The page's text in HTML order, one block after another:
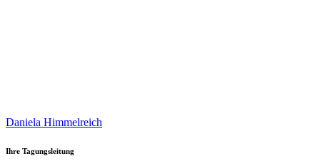
Daniela Himmelreich
Ihre Tagungsleitung